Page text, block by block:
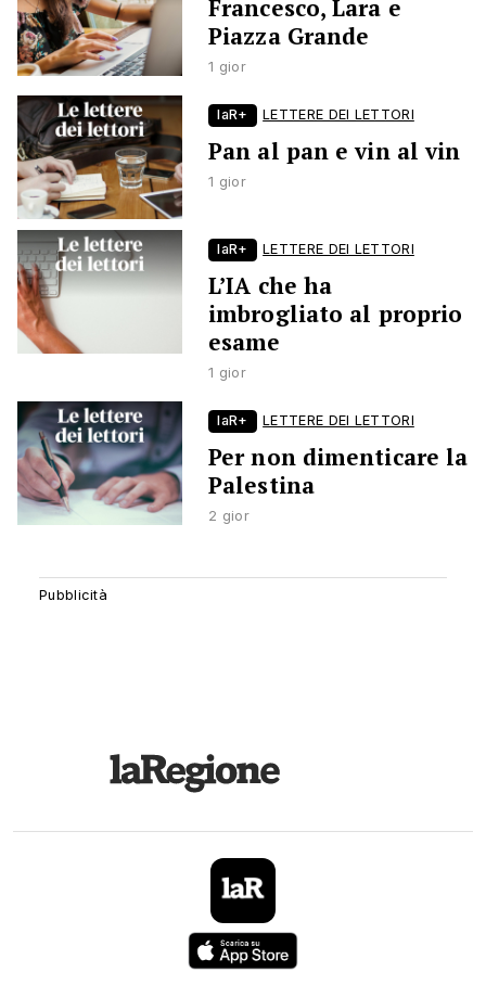
Francesco, Lara e
Piazza Grande
1 gior
laR+ LETTERE DEI LETTORI
Pan al pan e vin al vin
1 gior
laR+ LETTERE DEI LETTORI
L’IA che ha
imbrogliato al proprio
esame
1 gior
laR+ LETTERE DEI LETTORI
Per non dimenticare la
Palestina
2 gior